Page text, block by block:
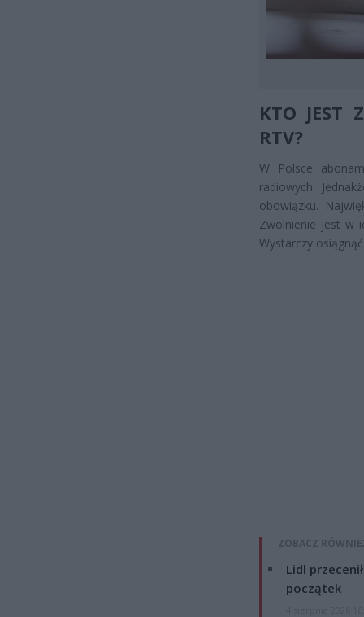
KTO JEST
RTV?
W Polsce
radiowych.
obowiązku.
Zwolnienie jest w
Wystarczy
ZOBACZ
Lidl
początek